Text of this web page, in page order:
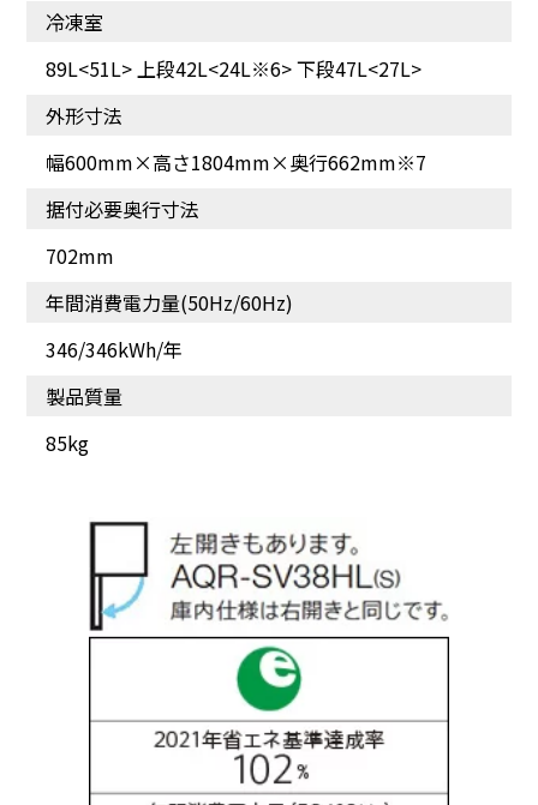
冷凍室
89L<51L> 上段42L<24L※6> 下段47L<27L>
外形寸法
幅600mm×高さ1804mm×奥行662mm※7
据付必要奥行寸法
702mm
年間消費電力量(50Hz/60Hz)
346/346kWh/年
製品質量
85kg